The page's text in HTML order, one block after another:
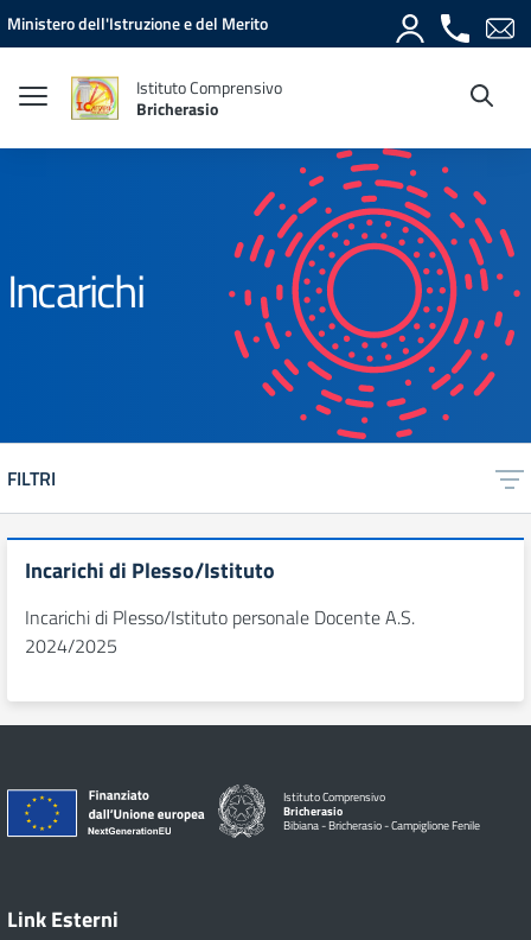
Vai ai contenuti
Vai al menu di navigazione
Vai al footer
Ministero dell'Istruzione e del Merito
Istituto Comprensivo
Bricherasio
Incarichi
FILTRI
Incarichi di Plesso/Istituto
Incarichi di Plesso/Istituto personale Docente A.S.
2024/2025
Istituto Comprensivo
Bricherasio
Bibiana - Bricherasio - Campiglione Fenile
Link Esterni